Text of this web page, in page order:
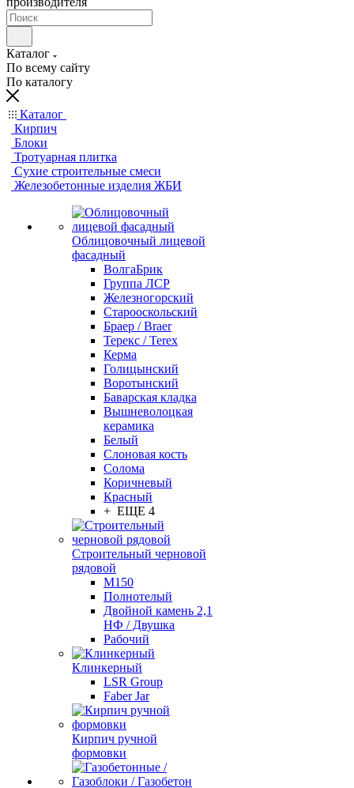
Каталог
По всему сайту
По каталогу
Каталог
Кирпич
Блоки
Тротуарная плитка
Сухие строительные смеси
Железобетонные изделия ЖБИ
Облицовочный лицевой
фасадный
ВолгаБрик
Группа ЛСР
Железногорский
Старооскольский
Браер / Braer
Терекс / Terex
Керма
Голицынский
Воротынский
Баварская кладка
Вышневолоцкая
керамика
Белый
Слоновая кость
Солома
Коричневый
Красный
+ ЕЩЕ 4
Строительный черновой
рядовой
М150
Полнотелый
Двойной камень 2,1
НФ / Двушка
Рабочий
Клинкерный
LSR Group
Faber Jar
Кирпич ручной
формовки